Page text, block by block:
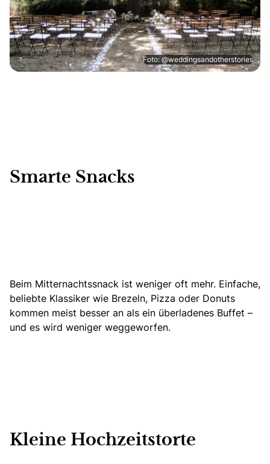
Foto: @weddingsandotherstories
Smarte Snacks
Beim Mitternachtssnack ist weniger oft mehr. Einfache,
beliebte Klassiker wie Brezeln, Pizza oder Donuts
kommen meist besser an als ein überladenes Buffet –
und es wird weniger weggeworfen.
Kleine Hochzeitstorte